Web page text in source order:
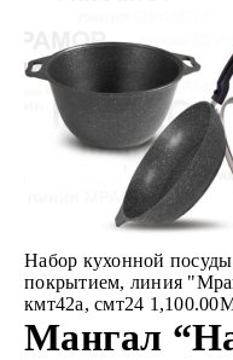
Набор кухонной
покрытием, линия
кмт42а, смт24 1,100.00
Мангал